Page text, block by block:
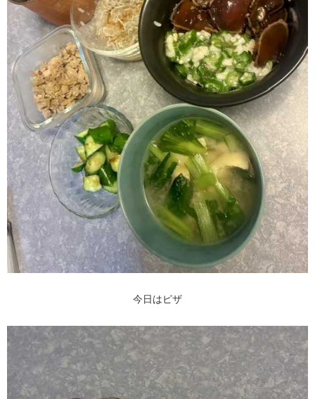
今日はピザ